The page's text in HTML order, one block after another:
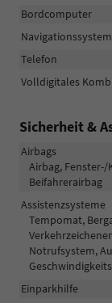
Bordcomputer
Navigationssystem
Telefon
Volldigitales
Sicherheit &
Airbags
Airbag, Fenster-/
Beifahrerairbag
Assistenzsysteme
Tempomat,
Notrufsystem,
Einparkhilfe